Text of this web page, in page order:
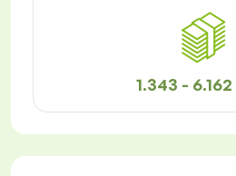
1.343 - 6.162